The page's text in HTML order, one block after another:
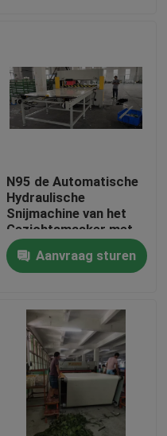
van de Persmatrijs
van het
N95 de Automatische
Hydraulische
Snijmachine van het
Gezichtsmasker met
Volpension het
Voeden Lijst
Aanvraag sturen